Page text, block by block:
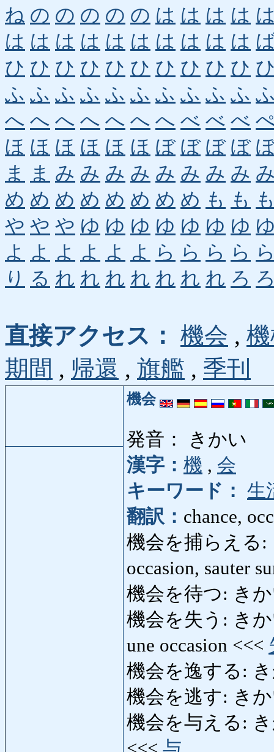
ね の の の の の は は は は
は は は は は は は は は は
ひ ひ ひ ひ ひ ひ ひ ひ ひ ひ
ふ ふ ふ ふ ふ ふ ふ ふ ふ ふ
へ へ へ へ へ へ へ べ べ べ
ほ ほ ほ ほ ほ ほ ぼ ぼ ぼ ぼ
ま
ま み み み み み み み み
め め め め め め め め も も
や や や ゆ ゆ ゆ ゆ ゆ ゆ ゆ
よ よ よ よ よ よ ら ら ら ら
り る れ れ れ れ れ れ れ ろ
直接アクセス： 機会 ,
期間 , 帰還 , 旗艦 , 季刊
機会
発音： きかい
漢字： 機 , 会
キーワード： 生
翻訳： chance,
機会を捕らえる:
occasion, sauter
機会を待つ: き
機会を失う: きか
une occasion <<<
機会を逸する:
機会を逃す: き
機会を与える: き